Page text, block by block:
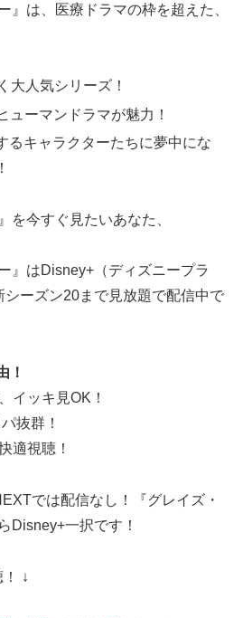
』は、医療ドラマの枠を超えた、
大人気シリーズ！
ューマンドラマが魅力！
るキャラクターたちに夢中にな
を今すぐ見たいあなた、
』はDisney+（ディズニープラ
ーズン20まで見放題で配信中で
！
イッキ見OK！
抜群！
適視聴！
では配信なし！『グレイズ・
Disney+一択です！
↓